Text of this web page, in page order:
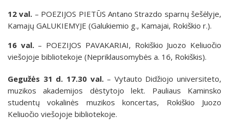
12 val. – POEZIJOS PIETŪS Antano Strazdo sparnų šešėlyje,
Kamajų GALUKIEMYJE (Galukiemio g., Kamajai, Rokiškio r.).
16 val.– POEZIJOS PAVAKARIAI, Rokiškio Juozo Keliuočio
viešojoje bibliotekoje (Nepriklausomybės a. 16, Rokiškis).
Gegužės 31 d. 17.30 val.– Vytauto Didžiojo universiteto,
muzikos akademijos dėstytojo lekt. Pauliaus Kaminsko
studentų vokalinės muzikos koncertas, Rokiškio Juozo
Keliuočio viešojoje bibliotekoje.